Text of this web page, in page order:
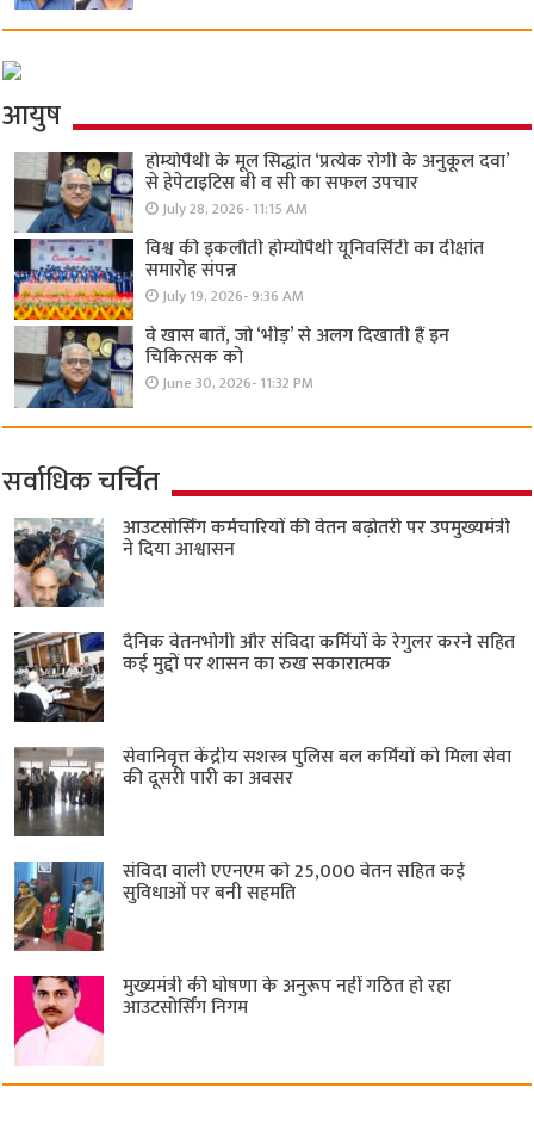
आयुष
होम्योपैथी के मूल सिद्धांत ‘प्रत्येक रोगी केे अनुकूल दवा’
से हेपेटाइटिस बी व सी का सफल उपचार
July 28, 2026- 11:15 AM
विश्व की इकलौती होम्योपैथी यूनिवर्सिटी का दीक्षांत
समारोह संपन्न
July 19, 2026- 9:36 AM
वे खास बातें, जो ‘भीड़’ से अलग दिखाती हैं इन
चिकित्सक को
June 30, 2026- 11:32 PM
सर्वाधिक चर्चित
आउटसोर्सिंग कर्मचारियों की वेतन बढ़ोतरी पर उपमुख्यमंत्री
ने दिया आश्वासन
दैनिक वेतनभोगी और संविदा कर्मियों के रेगुलर करने सहित
कई मुद्दों पर शासन का रुख सकारात्मक
सेवानिवृत्त केंद्रीय सशस्त्र पुलिस बल ​कर्मियों को मिला सेवा
की दूसरी पारी का अवसर
संविदा वाली एएनएम को 25,000 वेतन सहित कई
सुविधाओं पर बनी सहमति
मुख्यमंत्री की घोषणा के अनुरूप नहीं गठित हो रहा
आउटसोर्सिंग निगम